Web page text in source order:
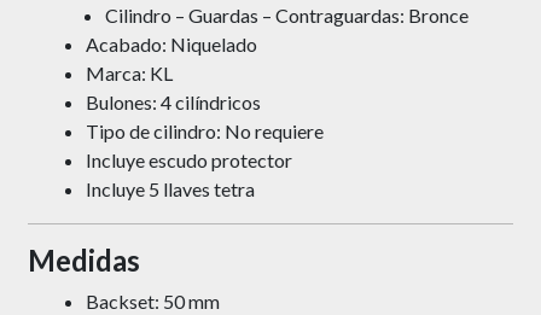
Cilindro – Guardas – Contraguardas: Bronce
Acabado: Niquelado
Marca: KL
Bulones: 4 cilíndricos
Tipo de cilindro: No requiere
Incluye escudo protector
Incluye 5 llaves tetra
Medidas
Backset: 50 mm